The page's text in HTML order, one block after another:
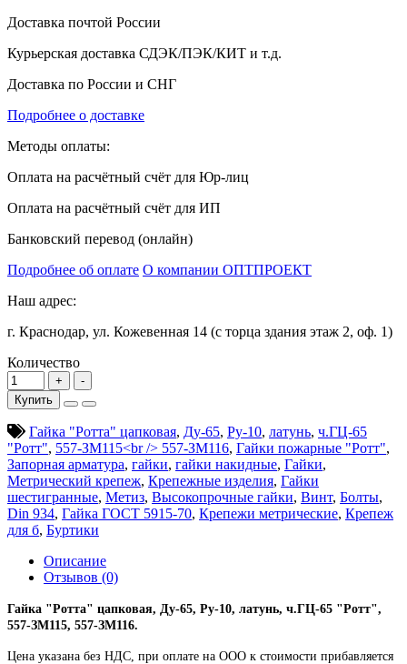
Доставка почтой России
Курьерская доставка СДЭК/ПЭК/КИТ и т.д.
Доставка по России и СНГ
Подробнее о доставке
Методы оплаты:
Оплата на расчётный счёт для Юр-лиц
Оплата на расчётный счёт для ИП
Банковский перевод (онлайн)
Подробнее об оплате О компании ОПТПРОЕКТ
Наш адрес:
г. Краснодар, ул. Кожевенная 14 (с торца здания этаж 2, оф. 1)
Количество
Купить
Гайка "Ротта" цапковая, Ду-65, Ру-10, латунь, ч.ГЦ-65
"Ротт", 557-ЗМ115<br /> 557-ЗМ116, Гайки пожарные "Ротт",
Запорная арматура, гайки, гайки накидные, Гайки,
Метрический крепеж, Крепежные изделия, Гайки
шестигранные, Метиз, Высокопрочные гайки, Винт, Болты,
Din 934, Гайка ГОСТ 5915-70, Крепежи метрические, Крепеж
для б, Буртики
Описание
Отзывов (0)
Гайка "Ротта" цапковая, Ду-65, Ру-10, латунь, ч.ГЦ-65 "Ротт",
557-ЗМ115, 557-ЗМ116.
Цена указана без НДС, при оплате на ООО к стоимости прибавляется